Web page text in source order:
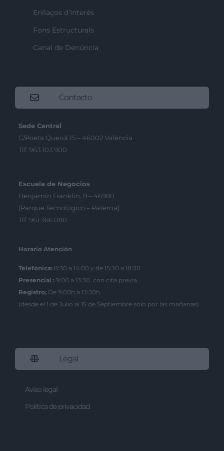
Enllaços d’Interés
Fons Estructurals
Canal de Denúncia
Contacto
Sede Central
C/Poeta Querol 15 – 46002 València
Tlf. 963 103 900
Escuela de Negocios
Benjamín Franklin, 8 – 46980
(Parque Tecnológico – Paterna)
Tlf. 961 366 080
Horario Atención
Telefónica: 8:30 a 14:00 y de 15:30 a 18:30
Presencial : 9:00 a 13:30 con cita previa.
Registro; De 9:00h a 13:30h.
(desde el 1 de Julio al 15 de Septiembre sólo por las mañanas)
Legal
Aviso legal
Política de privacidad